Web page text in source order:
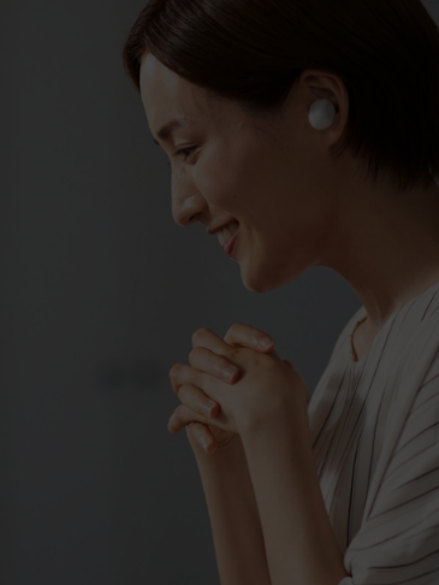
GESTION
Les
l'autumn